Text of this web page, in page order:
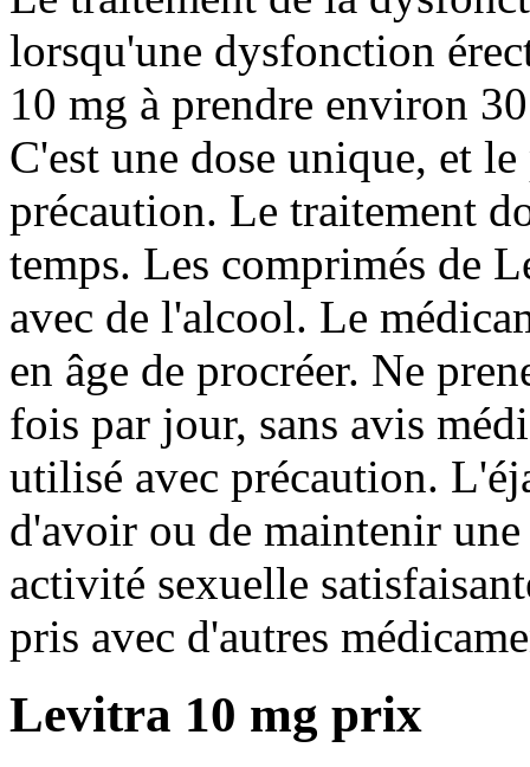
lorsqu'une dysfonction
10 mg à prendre environ
C'est une dose unique, et
précaution. Le traitement
temps. Les comprimés de
avec de l'alcool. Le
en âge de procréer. Ne
fois par jour, sans avis
utilisé avec précaution.
d'avoir ou de maintenir
activité sexuelle
pris avec d'autres
Levitra 10 mg prix